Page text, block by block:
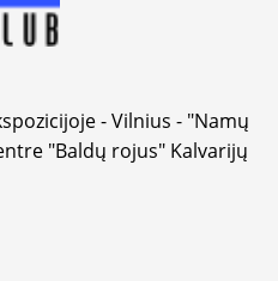
- Vilnius - "Namų
"Baldų rojus" Kalvarijų